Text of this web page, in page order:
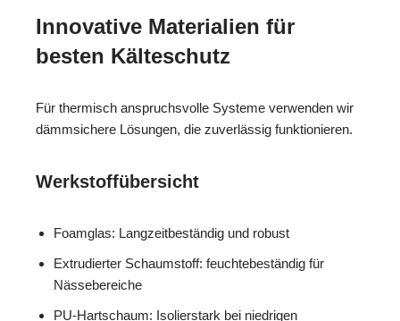
Innovative Materialien für
besten Kälteschutz
Für thermisch anspruchsvolle Systeme verwenden wir
dämmsichere Lösungen, die zuverlässig funktionieren.
Werkstoffübersicht
Foamglas: Langzeitbeständig und robust
Extrudierter Schaumstoff: feuchtebeständig für
Nässebereiche
PU-Hartschaum: Isolierstark bei niedrigen